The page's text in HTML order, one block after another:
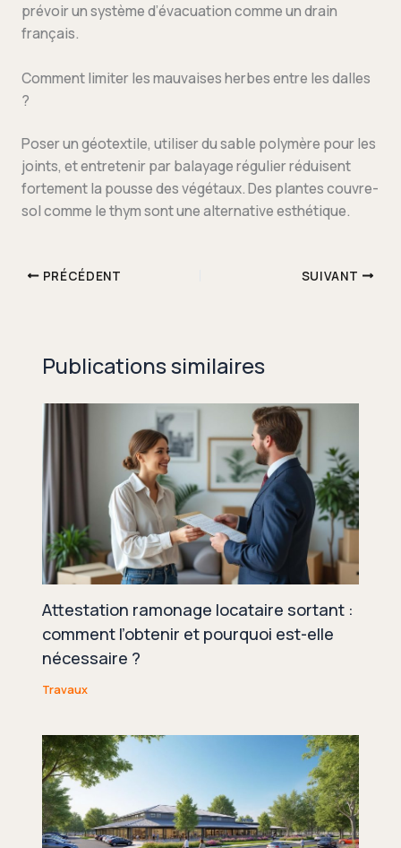
prévoir un système d’évacuation comme un drain
français.
Comment limiter les mauvaises herbes entre les dalles
?
Poser un géotextile, utiliser du sable polymère pour les
joints, et entretenir par balayage régulier réduisent
fortement la pousse des végétaux. Des plantes couvre-
sol comme le thym sont une alternative esthétique.
PRÉCÉDENT SUIVANT
Publications similaires
Attestation ramonage locataire sortant :
comment l’obtenir et pourquoi est-elle
nécessaire ?
Travaux